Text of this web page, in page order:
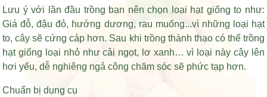
Lưu ý với lần đầu trồng bạn nên chọn loại hạt giống to như:
Giá đỗ, đậu đỏ, hướng dương, rau muống...vì những loại hạt
to, cây sẽ cứng cáp hơn. Sau khi trồng thành thạo có thể trồng
hạt giống loại nhỏ như cải ngọt, lơ xanh… vì loại này cây lên
hơi yếu, dễ nghiêng ngả công chăm sóc sẽ phức tạp hơn.
Chuẩn bị dụng cụ